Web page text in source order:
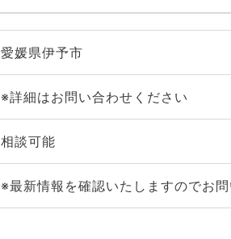
愛媛県伊予市
※詳細はお問い合わせください
相談可能
※最新情報を確認いたしますのでお